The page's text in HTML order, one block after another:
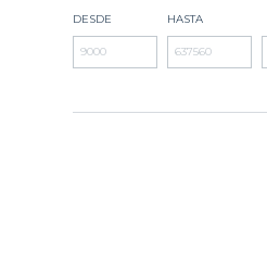
DESDE HASTA